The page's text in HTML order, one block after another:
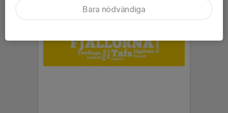
Bara nödvändiga